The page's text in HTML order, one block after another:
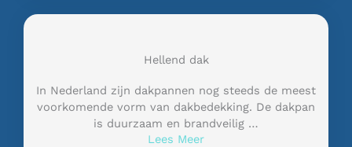
Hellend dak
In Nederland zijn dakpannen nog steeds de meest
voorkomende vorm van dakbedekking. De dakpan
is duurzaam en brandveilig …
Lees Meer